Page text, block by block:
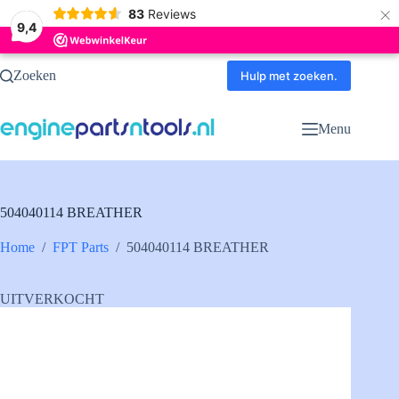
9,4
83 Reviews ×
Ga
naarZoeken Hulp met zoeken.
Menu
504040114 BREATHER
Home / FPT Parts / 504040114 BREATHER
UITVERKOCHT